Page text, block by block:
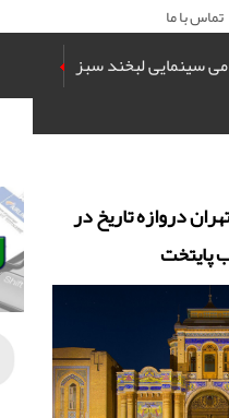
تماس با ما
سینمایی لبخند سبز
دروازه تاریخ در
پایتخت